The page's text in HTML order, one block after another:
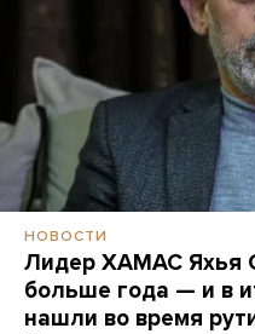
НОВОСТИ
Лидер ХАМАС Яхья
больше года — и в
нашли во время